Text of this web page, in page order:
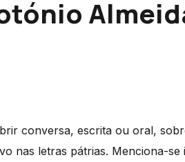
conversa, escrita ou oral,
nas letras pátrias. Menciona-se